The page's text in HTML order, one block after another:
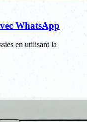
WhatsApp
en utilisant la